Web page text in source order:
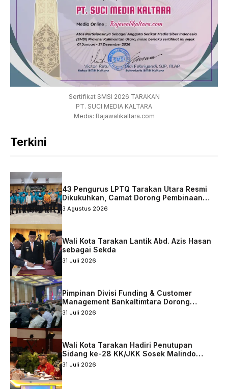
Sertifikat SMSI 2026 TARAKAN
PT. SUCI MEDIA KALTARA
Media: Rajawalikaltara.com
Terkini
43 Pengurus LPTQ Tarakan Utara Resmi
Dikukuhkan, Camat Dorong Pembinaan
Qurani Berkelanjutan
3 Agustus 2026
Wali Kota Tarakan Lantik Abd. Azis Hasan
sebagai Sekda
31 Juli 2026
Pimpinan Divisi Funding & Customer
Management Bankaltimtara Dorong
Percepatan Digitalisasi Keuangan di Kota
31 Juli 2026
Wali Kota Tarakan Hadiri Penutupan
Sidang ke-28 KK/JKK Sosek Malindo
Tingkat Kaltara–Sabah
31 Juli 2026